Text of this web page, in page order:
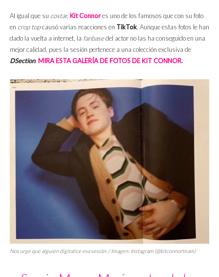
Al igual que su costar, Kit Connores uno de los famosos que con su foto
en crop topcausó varias reacciones en TikTok. Aunque estas fotos le han
dado la vuelta a internet, la fanbasedel actor no las ha conseguido en una
mejor calidad, pues la sesión pertenece a una colección exclusiva de
DSection. MIRA ESTA GALERÍA DE FOTOS DE KIT CONNOR.
Nos urge que alguien digitalice esa sesión. / Imagen: Instagram (@kitconnorteam)